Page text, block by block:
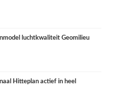
luchtkwaliteit Geomilieu
Hitteplan actief in heel